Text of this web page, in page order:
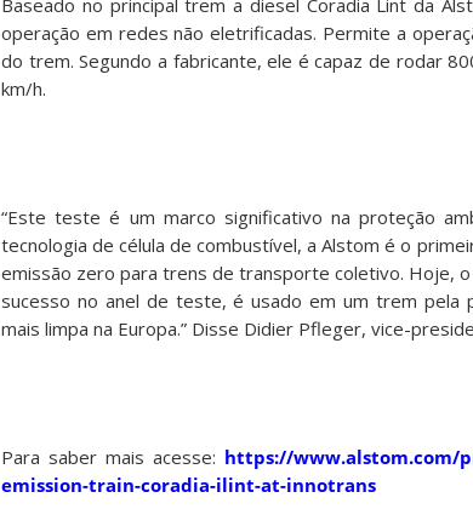
Baseado no principal trem a diesel Coradia Lint da
operação em redes não eletrificadas. Permite a
do trem. Segundo a fabricante, ele é capaz de rodar
km/h.
“Este teste é um marco significativo na proteção
tecnologia de célula de combustível, a Alstom é o
emissão zero para trens de transporte coletivo. Hoje,
sucesso no anel de teste, é usado em um trem pela
mais limpa na Europa.” Disse Didier Pfleger, vice-
Para saber mais acesse: https://www.alstom.com/
emission-train-coradia-ilint-at-innotrans